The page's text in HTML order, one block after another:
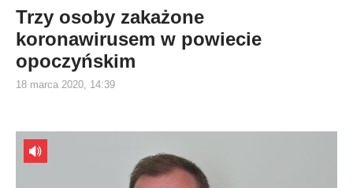
Trzy osoby zakażone
koronawirusem w powiecie
opoczyńskim
18 marca 2020, 14:39